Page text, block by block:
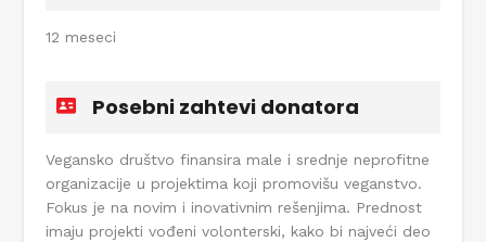
12 meseci
Posebni zahtevi donatora
Vegansko društvo finansira male i srednje neprofitne
organizacije u projektima koji promovišu veganstvo.
Fokus je na novim i inovativnim rešenjima. Prednost
imaju projekti vođeni volonterski, kako bi najveći deo